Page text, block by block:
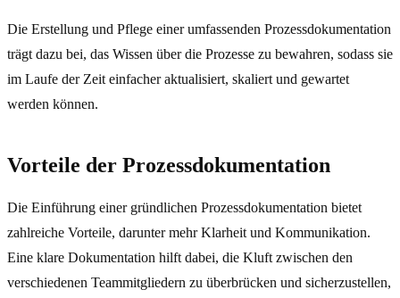
Die Erstellung und Pflege einer umfassenden Prozessdokumentation
trägt dazu bei, das Wissen über die Prozesse zu bewahren, sodass sie
im Laufe der Zeit einfacher aktualisiert, skaliert und gewartet
werden können.
Vorteile der Prozessdokumentation
Die Einführung einer gründlichen Prozessdokumentation bietet
zahlreiche Vorteile, darunter mehr Klarheit und Kommunikation.
Eine klare Dokumentation hilft dabei, die Kluft zwischen den
verschiedenen Teammitgliedern zu überbrücken und sicherzustellen,